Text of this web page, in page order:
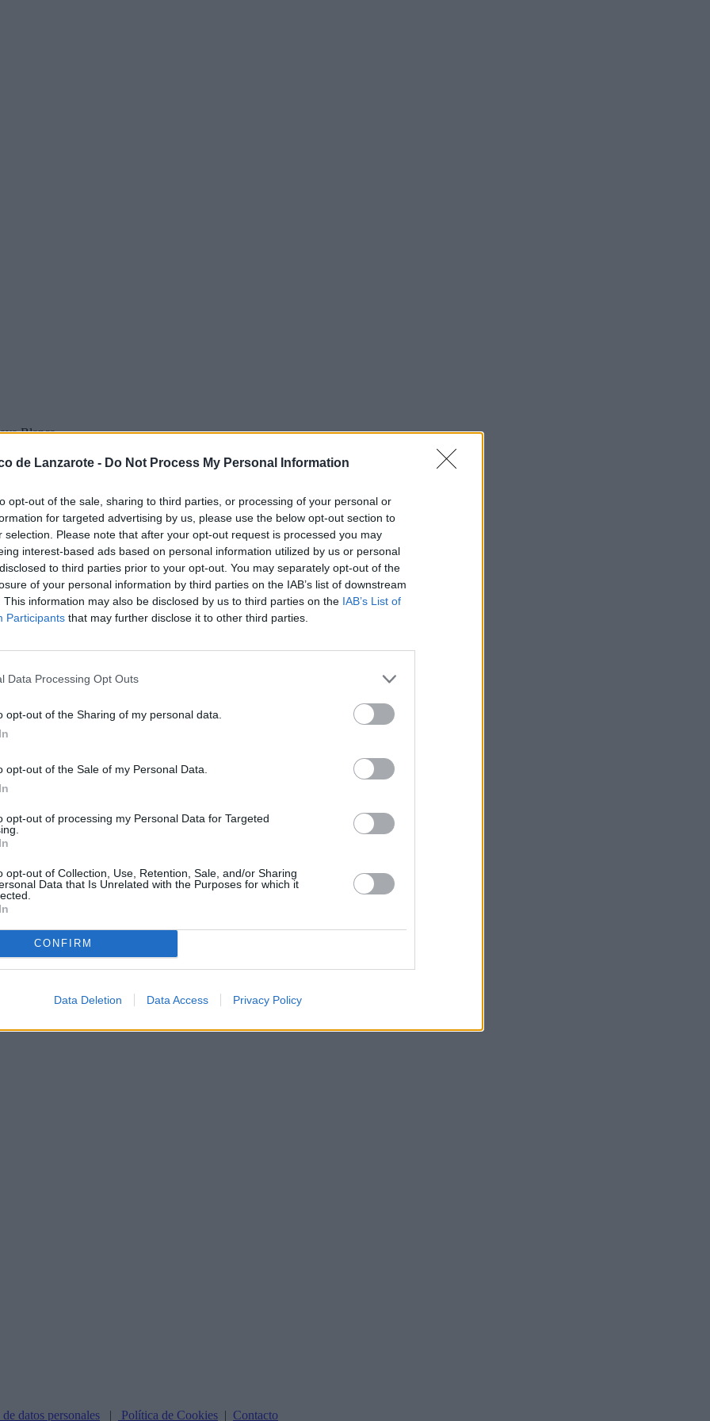
de Lanzarote - Do Not Process My Personal Information
opt-out of the sale, sharing to third parties, or processing of your personal or
for targeted advertising by us, please use the below opt-out section to
selection. Please note that after your opt-out request is processed you may
interest-based ads based on personal information utilized by us or personal
to third parties prior to your opt-out. You may separately opt-out of the
of your personal information by third parties on the IAB’s list of downstream
This information may also be disclosed by us to third parties on the IAB’s List of
Participants that may further disclose it to other third parties.
Data Processing Opt Outs
opt-out of the Sharing of my personal data.
opt-out of the Sale of my Personal Data.
opt-out of processing my Personal Data for Targeted
opt-out of Collection, Use, Retention, Sale, and/or Sharing
Data that Is Unrelated with the Purposes for which it
CONFIRM
Data Deletion Data Access Privacy Policy
Blanca
Blanca
contra una farola en la
fueron alertados por
Playa Blanca y se dirigieron allí.
contra una farola y no había
el coche para poder retirar
la farola, dejaron el
datos personales | Política de Cookies | Contacto